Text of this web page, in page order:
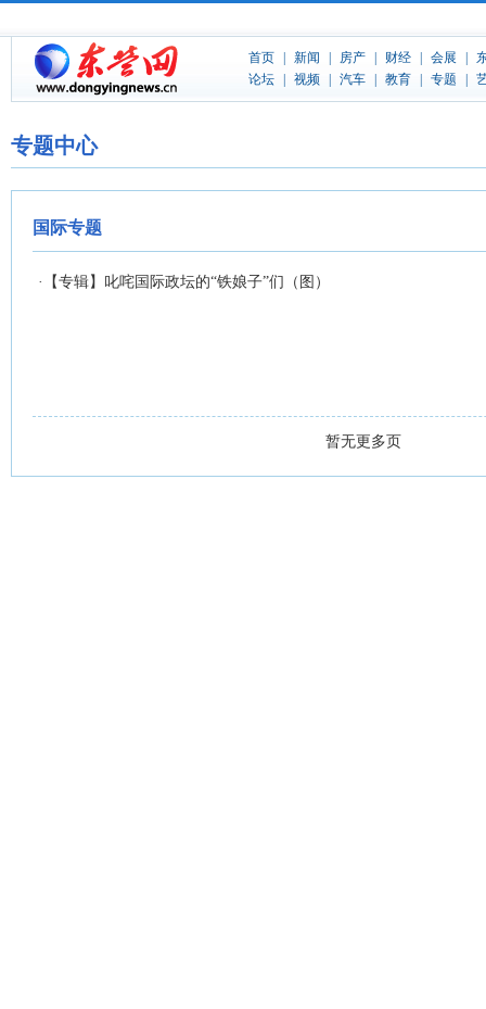
专题中心
国际专题
· 【专辑】叱咤国际政坛的“铁娘子”们（图）
暂无更多页